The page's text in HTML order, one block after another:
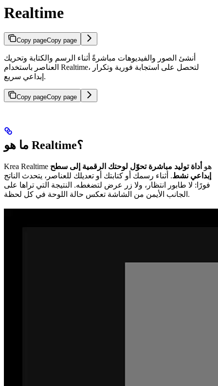
Realtime
Copy pageCopy page
أنشئ الصور والفيديوهات مباشرةً أثناء الرسم والكتابة وتحريك
العناصر باستخدام Realtime، لتحصل على استجابة فورية وتكرار
إبداعي سريع.
Copy pageCopy page
ما هو Realtime؟
Krea Realtime هو أداة توليد مباشرة تحوّل لوحتك الرقمية إلى سطح
إبداعي نشط. أثناء رسمك أو كتابتك أو تعديلك للعناصر، يتحدث الناتج
فورًا: لا طابور انتظار، ولا زر عرض لتضغطه. النتيجة التي تراها على
الجانب الأيمن من الشاشة تعكس حالة اللوحة في كل لحظة.